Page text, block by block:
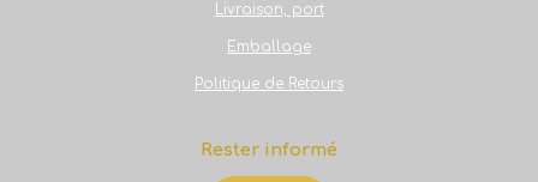
Livraison, port
Emballage
Politique de Retours
Rester informé